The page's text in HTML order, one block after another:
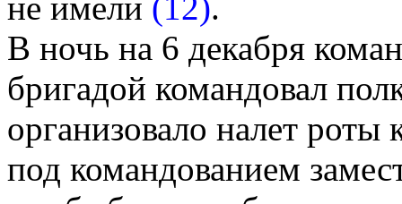
В ночь на 6 декабря
бригадой командовал
организовало налет роты
под командованием